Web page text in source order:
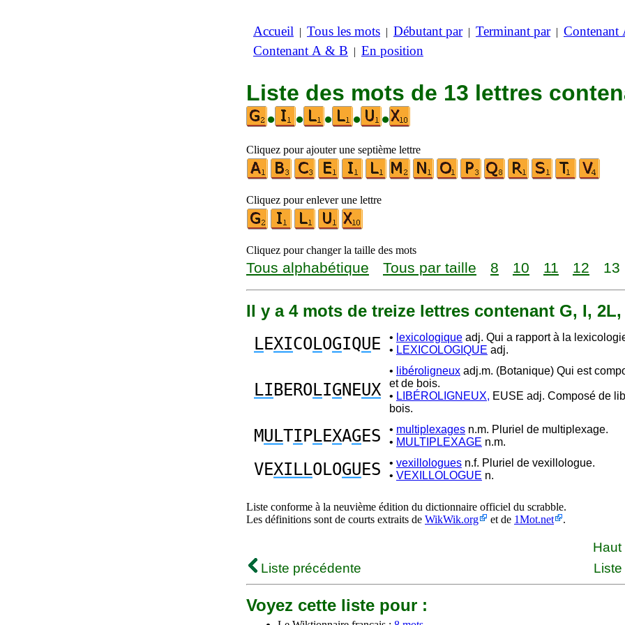
Accueil | Tous les mots | Débutant par| Terminant par| Contenant
Contenant A & B | En position
Liste des mots de 13 lettres
•
• • • •
Cliquez pour ajouter une septième lettre
Cliquez pour enlever une lettre
Cliquez pour changer la taille des mots
Tous alphabétique Tous par taille 8 10 11 12 13
Il y a 4 mots de treize lettres contenant G, I, 2L,
LEXICO LOGIQUE • lexicologique adj. Qui a rapport à la
• LEXICOLOGIQUE adj.
LI BERO LIGNEUX
• libéroligneux adj.m. (Botanique) Qui est
et de bois.
• LIBÉROLIGNEUX, EUSE adj. Composé de
bois.
MULTI PLEXAGES • multiplexages n.m. Pluriel de multiplexage.
• MULTIPLEXAGE n.m.
VEXILLOLOGUES • vexillologues n.f. Pluriel de vexillologue.
• VEXILLOLOGUE n.
Liste conforme à la neuvième édition du dictionnaire officiel du scrabble.
Les définitions sont de courts extraits de WikWik.org et de 1Mot.net .
Haut
Liste précédente
Voyez cette liste pour :